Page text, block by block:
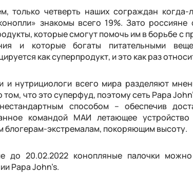
только четверть наших сограждан
знакомы всего 19%. Зато
которые смогут помочь им в борьбе с
и которые богаты питательными
как суперпродукт, и это как раз
и нутрициологи всего мира разделяют
том, что это суперфуд, поэтому сеть Papa
способом – обеспечив
командой МАИ летающее
блогерам-экстремалам, покоряющим высоту.
до 20.02.2022 конопляные палочки
Papa John’s.